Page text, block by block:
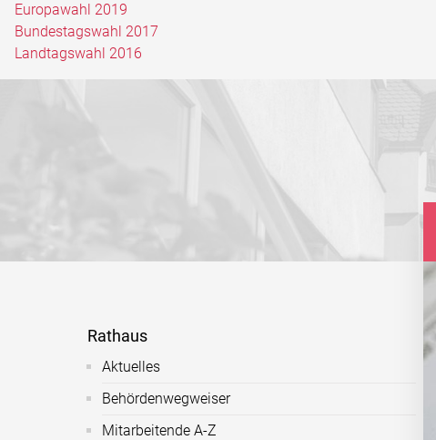
Europawahl 2019
Bundestagswahl 2017
Landtagswahl 2016
Rathaus
Aktuelles
Behördenwegweiser
Mitarbeitende A-Z